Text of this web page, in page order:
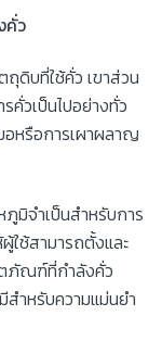
คั่ว
ดิบที่ใช้คั่ว เขาส่วน
คั่วเป็นไปอย่างทั่ว
อหรือการเผาผลาญ
มิจำเป็นสำหรับการ
ใช้สามารถตั้งและ
ภัณฑ์ที่กำลังคั่ว
ำหรับความแม่นยำ